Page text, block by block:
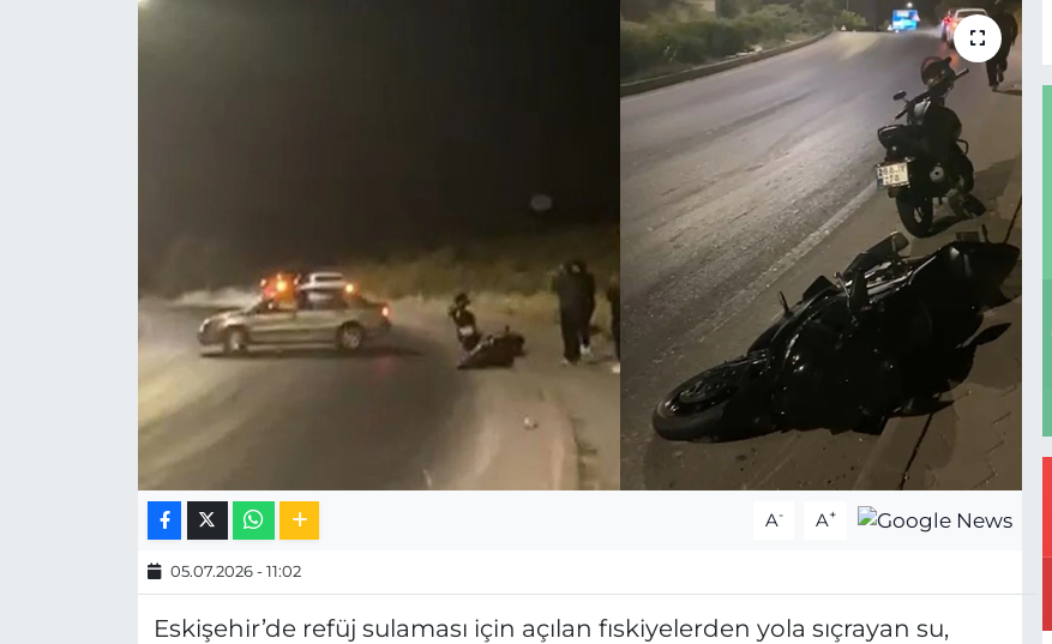
A- A+
05.07.2026 - 11:02
Eskişehir’de refüj sulaması için açılan fıskiyelerden yola sıçrayan su,